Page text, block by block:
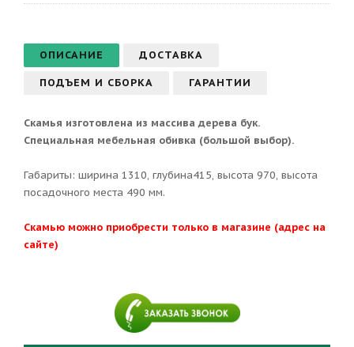
ОПИСАНИЕ ДОСТАВКА
ПОДЪЕМ И СБОРКА ГАРАНТИИ
Скамья изготовлена из массива дерева бук.
Специальная мебельная обивка (большой выбор).
Габариты: ширина 1310, глубина415, высота 970, высота
посадочного места 490 мм.
Скамью можно приобрести только в магазине (адрес на
сайте)